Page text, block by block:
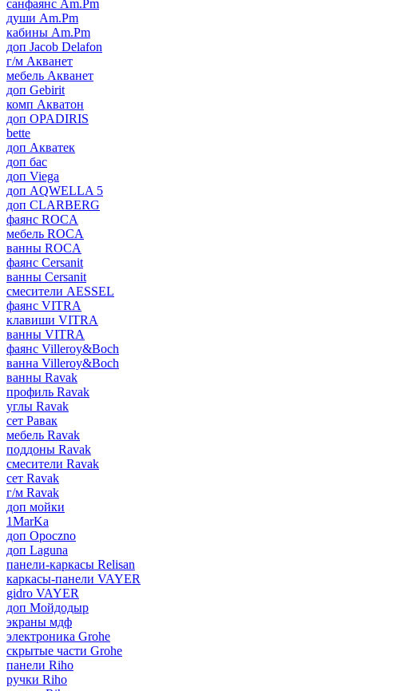
санфаянс Am.Pm
души Am.Pm
кабины Am.Pm
доп Jacob Delafon
г/м Акванет
мебель Акванет
доп Gebirit
комп Акватон
доп OPADIRIS
bette
доп Акватек
доп бас
доп Viega
доп AQWELLA 5
доп CLARBERG
фаянс ROCA
мебель ROCA
ванны ROCA
фаянс Cersanit
ванны Cersanit
смесители AESSEL
фаянс VITRA
клавиши VITRA
ванны VITRA
фаянс Villeroy&Boch
ванна Villeroy&Boch
ванны Ravak
профиль Ravak
углы Ravak
сет Равак
мебель Ravak
поддоны Ravak
смесители Ravak
сет Ravak
г/м Ravak
доп мойки
1MarKa
доп Opoczno
доп Laguna
панели-каркасы Relisan
каркасы-панели VAYER
gidro VAYER
доп Мойдодыр
экраны мдф
электроника Grohe
скрытые части Grohe
панели Riho
ручки Riho